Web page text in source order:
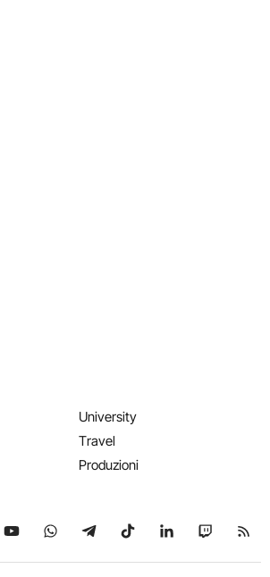
University
Travel
Produzioni
su X
Seguici su YouTube
Seguici su WhatsApp
Seguici su Telegram
Seguici su TikTok
Seguici su
Seguici